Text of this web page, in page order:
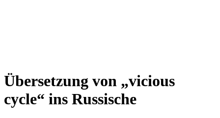
Übersetzung von „vicious
cycle“ ins Russische